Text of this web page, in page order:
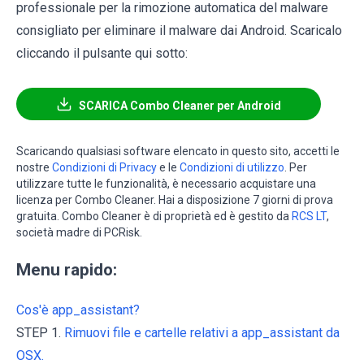
professionale per la rimozione automatica del malware
consigliato per eliminare il malware dai Android. Scaricalo
cliccando il pulsante qui sotto:
SCARICA Combo Cleaner per Android
Scaricando qualsiasi software elencato in questo sito, accetti le
nostre Condizioni di Privacye le Condizioni di utilizzo . Per
utilizzare tutte le funzionalità, è necessario acquistare una
licenza per Combo Cleaner. Hai a disposizione 7 giorni di prova
gratuita. Combo Cleaner è di proprietà ed è gestito da RCS LT,
società madre di PCRisk.
Menu rapido:
Cos'è app_assistant?
STEP 1. Rimuovi file e cartelle relativi a app_assistant da
OSX.